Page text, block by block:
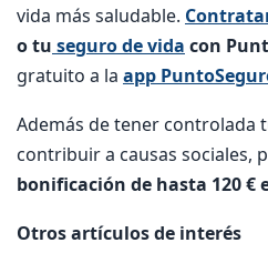
vida más saludable.
o tu seguro de vida con
gratuito a la app
Además de tener controlada
contribuir a causas sociales,
bonificación de hasta 120 €
Otros artículos de interés